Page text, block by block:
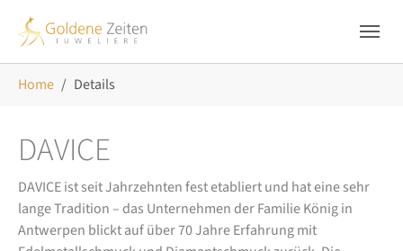
Home Details
DAVICE
DAVICE ist seit Jahrzehnten fest etabliert und hat eine sehr
lange Tradition – das Unternehmen der Familie König in
Antwerpen blickt auf über 70 Jahre Erfahrung mit